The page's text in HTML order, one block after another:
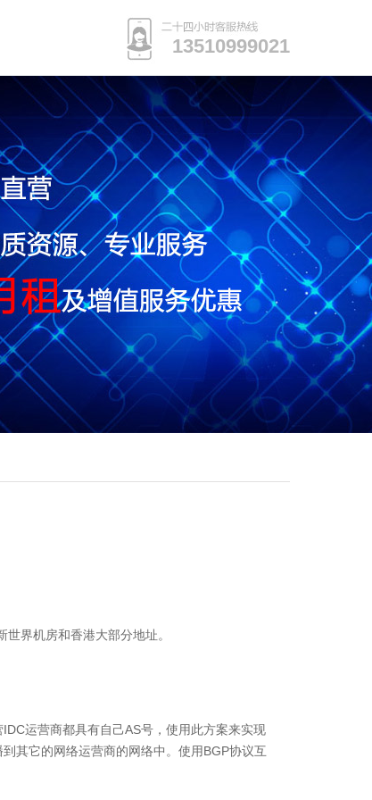
13510999021
界机房和香港大部分地址。
运营商都具有自己AS号，使用此方案来实现
其它的网络运营商的网络中。使用BGP协议互